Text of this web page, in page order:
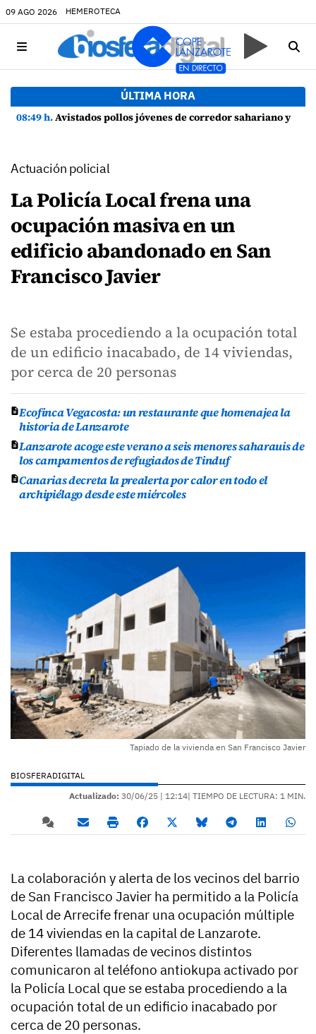
09 AGO 2026 HEMEROTECA
ÚLTIMA HORA
08:49 h.Avistados pollos jóvenes de corredor sahariano y episodios de cortejo de hubara cerca del rally de Lanzarote
Actuación policial
La Policía Local frena una
ocupación masiva en un
edificio abandonado en San
Francisco Javier
Se estaba procediendo a la ocupación total
de un edificio inacabado, de 14 viviendas,
por cerca de 20 personas
Ecofinca Vegacosta: un restaurante que homenajea la
historia de Lanzarote
Lanzarote acoge este verano a seis menores saharauis de
los campamentos de refugiados de Tinduf
Canarias decreta la prealerta por calor en todo el
archipiélago desde este miércoles
Tapiado de la vivienda en San Francisco Javier
BIOSFERADIGITAL
Actualizado: 30/06/25 | 12:14| TIEMPO DE LECTURA: 1 MIN.
La colaboración y alerta de los vecinos del barrio
de San Francisco Javier ha permitido a la Policía
Local de Arrecife frenar una ocupación múltiple
de 14 viviendas en la capital de Lanzarote.
Diferentes llamadas de vecinos distintos
comunicaron al teléfono antiokupa activado por
la Policía Local que se estaba procediendo a la
ocupación total de un edificio inacabado por
cerca de 20 personas.